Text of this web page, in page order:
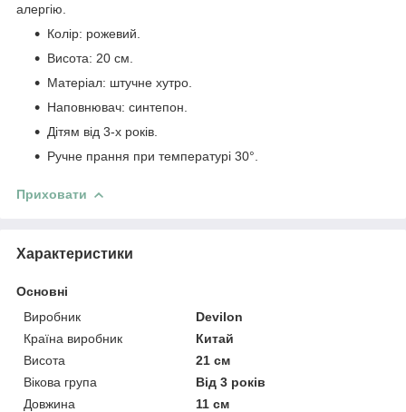
алергію.
Колір: рожевий.
Висота: 20 см.
Матеріал: штучне хутро.
Наповнювач: синтепон.
Дітям від 3-х років.
Ручне прання при температурі 30°.
Приховати
Характеристики
Основні
Виробник
Devilon
Країна виробник
Китай
Висота
21 см
Вікова група
Від 3 років
Довжина
11 см